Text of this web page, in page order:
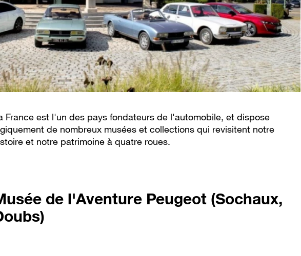
France est l'un des pays fondateurs de l'automobile, et dispose
de nombreux musées et collections qui revisitent notre
et notre patrimoine à quatre roues.
de l'Aventure Peugeot (Sochaux,